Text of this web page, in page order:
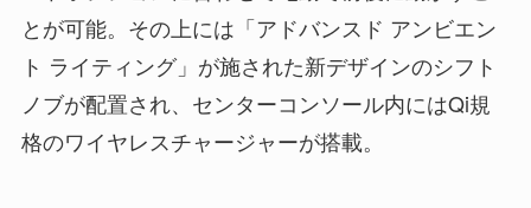
とが可能。その上には「アドバンスド アンビエン
ト ライティング」が施された新デザインのシフト
ノブが配置され、センターコンソール内にはQi規
格のワイヤレスチャージャーが搭載。